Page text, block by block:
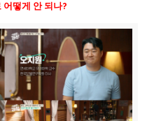
어떻게 안 되나?